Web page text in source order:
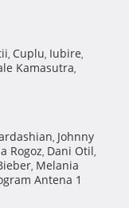
, Cuplu, Iubire,
Kamasutra,
, Johnny
Rogoz, Dani Otil,
, Melania
Antena 1